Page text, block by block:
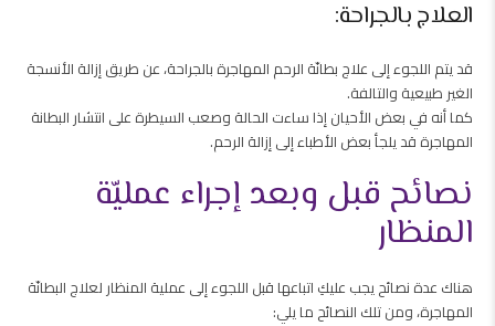
العلاج بالجراحة:
قد يتم اللجوء إلى علاج بطانّة الرحم المهاجرة بالجراحة، عن طريق إزالة الأنسجة
الغير طبيعية والتالفة.
كما أنه في بعض الأحيان إذا ساءت الحالة وصعب السيطرة على انتشار البطانة
المهاجرة قد يلجأ بعض الأطباء إلى إزالة الرحم.
نصائح قبل وبعد إجراء عمليّة
المنظار
هناك عدة نصائح يجب عليكِ اتباعها قبل اللجوء إلى عملية المنظار لعلاج البطانّة
المهاجرة، ومن تلك النصائح ما يلي: